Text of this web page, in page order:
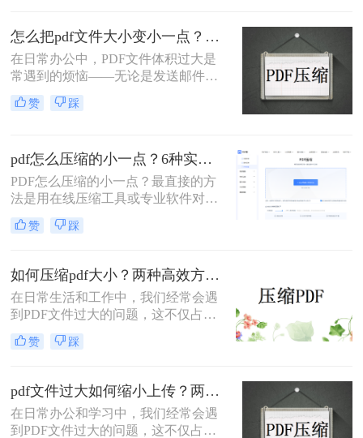
绍三种实用的PDF压缩方法，帮助您
轻松将PDF文件压缩得更小。
怎么把pdf文件大小变小一点？四种方法对比，一看就懂！
在日常办公中，PDF文件体积过大是
常遇到的烦恼——无论是发送邮件受
限于附件大小，还是上传系统提示文
件超限，都让人头疼。那么，怎么把
解操作步骤，您可根据文件数量、压
缩质量要求和隐私需求快速选择最合
适的方法。
赞 踩
pdf怎么压缩的小一点？6种实用方法详解（2026最新）
PDF怎么压缩的小一点？最直接的方
法是用在线压缩工具或专业软件对
PDF文件进行重新编码和优化，通过
降低图片分辨率、压缩内嵌字体、去
可读的前提下将文件体积缩小到原来
的10%~50%。
赞 踩
如何压缩pdf大小？两种高效方法详解！
在日常生活和工作中，我们经常会遇
到PDF文件过大的问题，这不仅占用
了大量的存储空间，还降低了文件的
传输效率。因此，掌握几种有效的
何压缩pdf大小呢？本文将介绍两种常
用的PDF压缩方法，以帮助您更好地
压缩PDF文件。
赞 踩
pdf文件过大如何缩小上传？两种缩小并上传的有效方法!
在日常办公和学习中，我们经常会遇
到PDF文件过大的问题，这不仅占用